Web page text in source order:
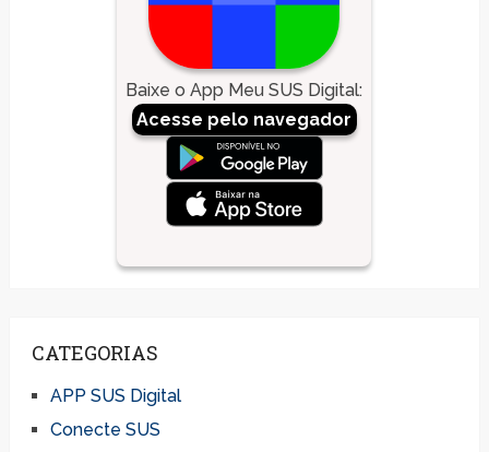
Baixe o App Meu SUS Digital:
Acesse pelo navegador
CATEGORIAS
APP SUS Digital
Conecte SUS